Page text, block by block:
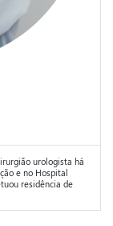
urologista há
e no Hospital
residência de